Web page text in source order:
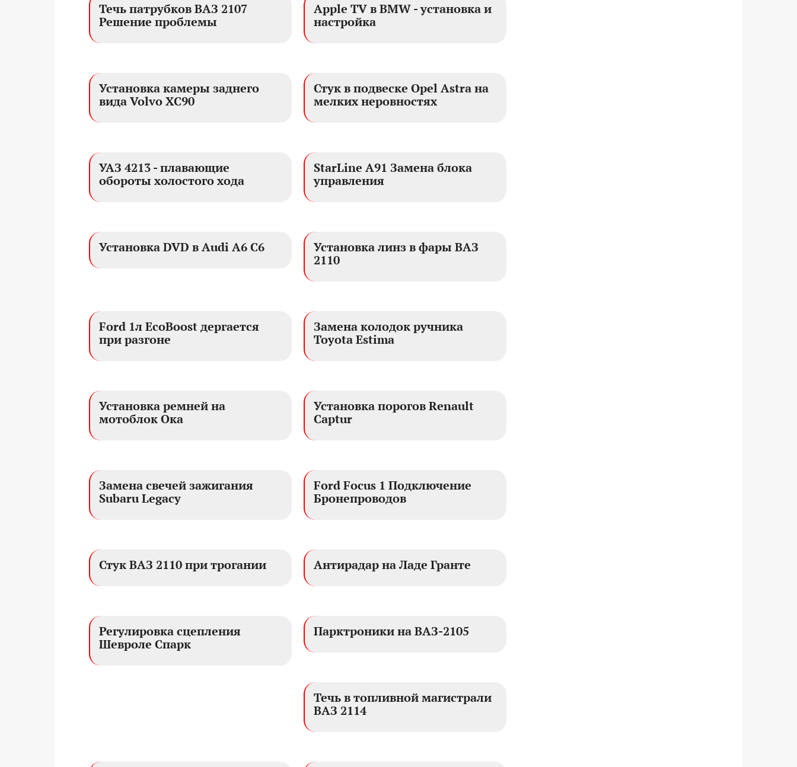
Течь патрубков ВАЗ 2107
Решение проблемы
Apple TV в BMW - установка и
настройка
Установка камеры заднего
вида Volvo XC90
Стук в подвеске Opel Astra на
мелких неровностях
УАЗ 4213 - плавающие
обороты холостого хода
StarLine A91 Замена блока
управления
Установка DVD в Audi A6 C6
Установка линз в фары ВАЗ
2110
Ford 1л EcoBoost дергается
при разгоне
Замена колодок ручника
Toyota Estima
Установка ремней на
мотоблок Ока
Установка порогов Renault
Captur
Замена свечей зажигания
Subaru Legacy
Ford Focus 1 Подключение
Бронепроводов
Стук ВАЗ 2110 при трогании Антирадар на Ладе Гранте
Регулировка сцепления
Шевроле Спарк
Парктроники на ВАЗ-2105
Течь в топливной магистрали
ВАЗ 2114